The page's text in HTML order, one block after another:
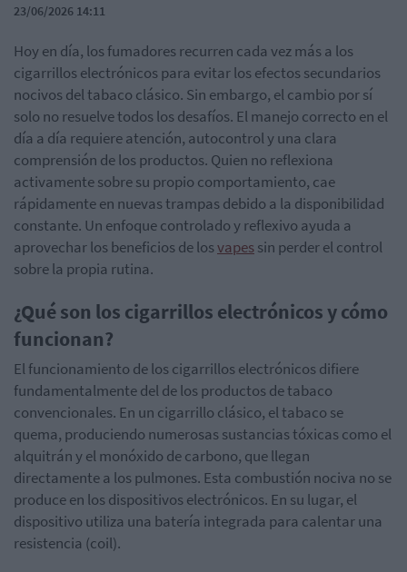
23/06/2026 14:11
Hoy en día, los fumadores recurren cada vez más a los
cigarrillos electrónicos para evitar los efectos secundarios
nocivos del tabaco clásico. Sin embargo, el cambio por sí
solo no resuelve todos los desafíos. El manejo correcto en el
día a día requiere atención, autocontrol y una clara
comprensión de los productos. Quien no reflexiona
activamente sobre su propio comportamiento, cae
rápidamente en nuevas trampas debido a la disponibilidad
constante. Un enfoque controlado y reflexivo ayuda a
aprovechar los beneficios de losvapessin perder el control
sobre la propia rutina.
¿Qué son los cigarrillos electrónicos y cómo
funcionan?
El funcionamiento de los cigarrillos electrónicos difiere
fundamentalmente del de los productos de tabaco
convencionales. En un cigarrillo clásico, el tabaco se
quema, produciendo numerosas sustancias tóxicas como el
alquitrán y el monóxido de carbono, que llegan
directamente a los pulmones. Esta combustión nociva no se
produce en los dispositivos electrónicos. En su lugar, el
dispositivo utiliza una batería integrada para calentar una
resistencia (coil).